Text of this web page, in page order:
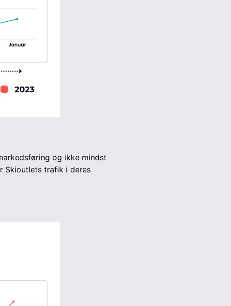
og ikke mindst
Skioutlets trafik i deres